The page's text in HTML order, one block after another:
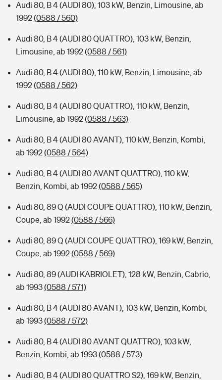
Audi 80, B 4 (AUDI 80), 103 kW, Benzin, Limousine, ab
1992(0588 / 560)
Audi 80, B 4 (AUDI 80 QUATTRO), 103 kW, Benzin,
Limousine, ab 1992(0588 / 561)
Audi 80, B 4 (AUDI 80), 110 kW, Benzin, Limousine, ab
1992(0588 / 562)
Audi 80, B 4 (AUDI 80 QUATTRO), 110 kW, Benzin,
Limousine, ab 1992(0588 / 563)
Audi 80, B 4 (AUDI 80 AVANT), 110 kW, Benzin, Kombi,
ab 1992(0588 / 564)
Audi 80, B 4 (AUDI 80 AVANT QUATTRO), 110 kW,
Benzin, Kombi, ab 1992(0588 / 565)
Audi 80, 89 Q (AUDI COUPE QUATTRO), 110 kW, Benzin,
Coupe, ab 1992(0588 / 566)
Audi 80, 89 Q (AUDI COUPE QUATTRO), 169 kW, Benzin,
Coupe, ab 1992(0588 / 569)
Audi 80, 89 (AUDI KABRIOLET), 128 kW, Benzin, Cabrio,
ab 1993(0588 / 571)
Audi 80, B 4 (AUDI 80 AVANT), 103 kW, Benzin, Kombi,
ab 1993(0588 / 572)
Audi 80, B 4 (AUDI 80 AVANT QUATTRO), 103 kW,
Benzin, Kombi, ab 1993(0588 / 573)
Audi 80, B 4 (AUDI 80 QUATTRO S2), 169 kW, Benzin,